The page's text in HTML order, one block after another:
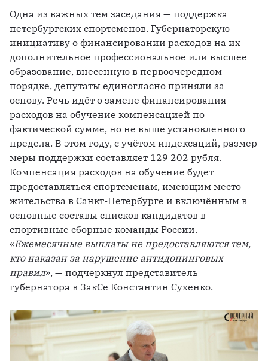
Одна из важных тем заседания — поддержка
петербургских спортсменов. Губернаторскую
инициативу о финансировании расходов на их
дополнительное профессиональное или высшее
образование, внесенную в первоочередном
порядке, депутаты единогласно приняли за
основу. Речь идёт о замене финансирования
расходов на обучение компенсацией по
фактической сумме, но не выше установленного
предела. В этом году, с учётом индексаций, размер
меры поддержки составляет 129 202 рубля.
Компенсация расходов на обучение будет
предоставляться спортсменам, имеющим место
жительства в Санкт-Петербурге и включённым в
основные составы списков кандидатов в
спортивные сборные команды России.
«Ежемесячные выплаты не предоставляются тем,
кто наказан за нарушение антидопинговых
правил», — подчеркнул представитель
губернатора в ЗакСе Константин Сухенко.